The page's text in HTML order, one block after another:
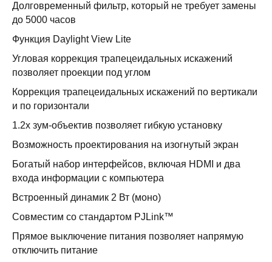
Долговременный фильтр, который не требует замены
до 5000 часов
Функция Daylight View Lite
Угловая коррекция трапецеидальных искажений
позволяет проекции под углом
Коррекция трапецеидальных искажений по вертикали
и по горизонтали
1.2x зум-объектив позволяет гибкую установку
Возможность проектирования на изогнутый экран
Богатый набор интерфейсов, включая HDMI и два
входа информации с компьютера
Встроенный динамик 2 Вт (моно)
Совместим со стандартом PJLink™
Прямое выключение питания позволяет напрямую
отключить питание